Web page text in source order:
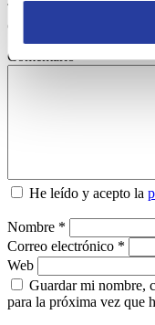
Tu dirección de correo
obligatorios están
Comentario*
He leído y acepto la
Nombre *
Correo electrónico *
Web
Guardar mi nombre,
para la próxima vez que